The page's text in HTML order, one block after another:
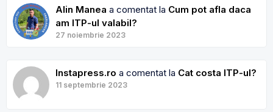
Alin Manea a comentat la Cum pot afla daca
am ITP-ul valabil?
27 noiembrie 2023
Instapress.ro a comentat la Cat costa ITP-ul?
11 septembrie 2023